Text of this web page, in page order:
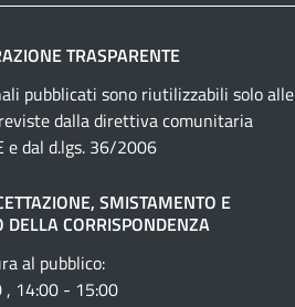
TRASPARENTE
pubblicati sono riutilizzabili solo alle
dalla direttiva comunitaria
dal d.lgs. 36/2006
SMISTAMENTO E
DELLA CORRISPONDENZA
al pubblico:
14:00 - 15:00